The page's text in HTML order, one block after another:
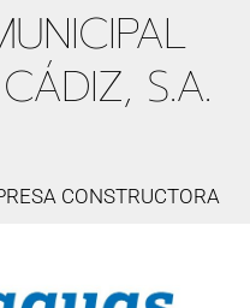
S.A.
CONSTRUCTORA